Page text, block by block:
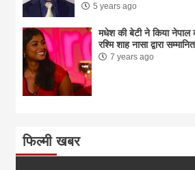
5 years ago
मधेश की बेटी ने किया नेपाल
रश्मि शाह नासा द्वारा सम्मानित
7 years ago
फिल्मी खबर